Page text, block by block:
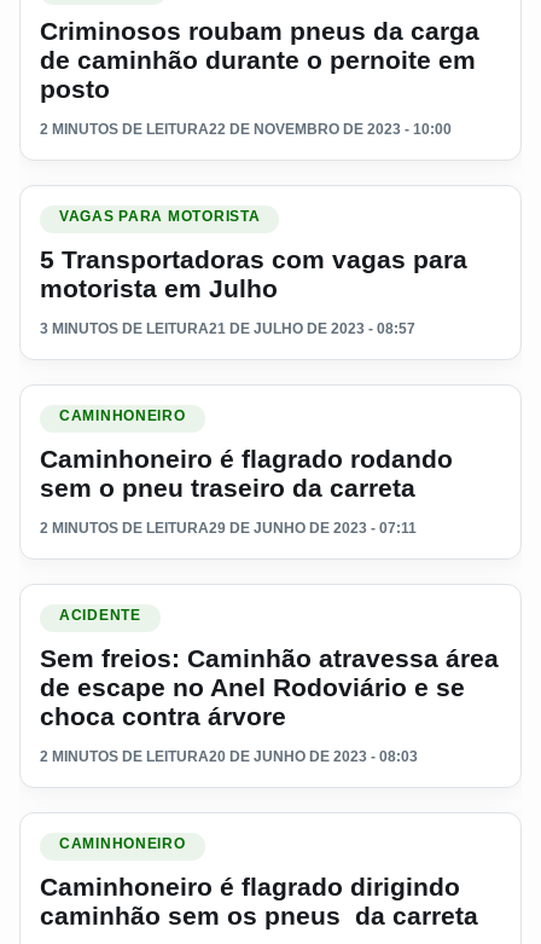
Criminosos roubam pneus da carga
de caminhão durante o pernoite em
posto
2 MINUTOS DE LEITURA22 DE NOVEMBRO DE 2023 - 10:00
Ler materia: 5 Transportadoras com vagas para motorista
VAGAS PARA MOTORISTA
5 Transportadoras com vagas para
motorista em Julho
3 MINUTOS DE LEITURA21 DE JULHO DE 2023 - 08:57
Ler materia: Caminhoneiro é flagrado rodando sem o pneu
CAMINHONEIRO
Caminhoneiro é flagrado rodando
sem o pneu traseiro da carreta
2 MINUTOS DE LEITURA29 DE JUNHO DE 2023 - 07:11
Ler materia: Sem freios: Caminhão atravessa área de
ACIDENTE
Sem freios: Caminhão atravessa área
de escape no Anel Rodoviário e se
choca contra árvore
2 MINUTOS DE LEITURA20 DE JUNHO DE 2023 - 08:03
Ler materia: Caminhoneiro é flagrado dirigindo caminhão
CAMINHONEIRO
Caminhoneiro é flagrado dirigindo
caminhão sem os pneus da carreta